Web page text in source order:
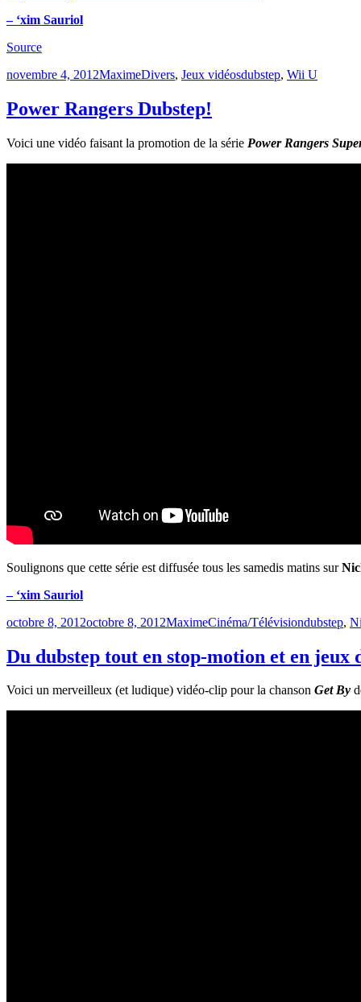
– ‘xim Sauriol
Source
Publié
novembre 4, 2012MaximeCatégories
Divers, Jeux vidéosÉtiquettes
dubstep, Wii U
Power Rangers Dubstep!
Voici une vidéo faisant la promotion de la série Power Rangers
Soulignons que cette série est diffusée tous les samedis matins sur
– ‘xim Sauriol
Publié
octobre 8, 2012octobre 8, 2012MaximeCatégories
Cinéma/TélévisionÉtiquettes
dubstep,
Du dubstep tout en stop-motion et en jeux
Voici un merveilleux (et ludique) vidéo-clip pour la chanson Get By